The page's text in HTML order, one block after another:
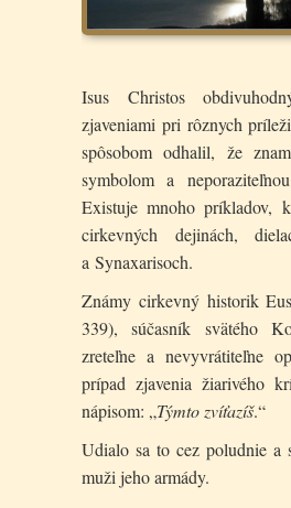
Isus Christos
zjaveniami pri rôznych
spôsobom odhalil, že
symbolom a
Existuje mnoho príkladov,
cirkevných dejinách,
a Synaxarisoch.
Známy cirkevný historik
339), súčasník svätého
zreteľne a nevyvrátiteľne
prípad zjavenia žiarivého
nápisom: „Týmto zvíťazíš.“
Udialo sa to cez poludnie a
muži jeho armády.